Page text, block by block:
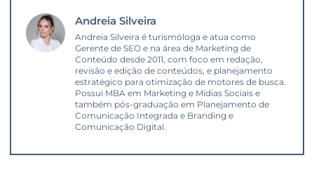
Andreia Silveira
Andreia Silveira é turismóloga e atua como
Gerente de SEO e na área de Marketing de
Conteúdo desde 2011, com foco em redação,
revisão e edição de conteúdos, e planejamento
estratégico para otimização de motores de busca.
Possui MBA em Marketing e Mídias Sociais e
também pós-graduação em Planejamento de
Comunicação Integrada e Branding e
Comunicação Digital.